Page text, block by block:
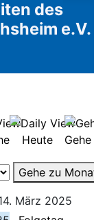
des
e.V.
Heute
Gehe zu
März 2025